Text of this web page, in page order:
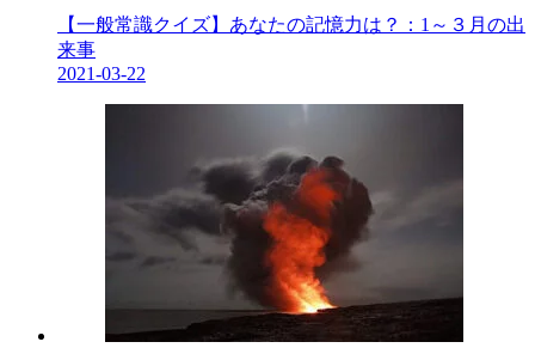
【一般常識クイズ】あなたの記憶力は？：1～３月の出
来事
2021-03-22